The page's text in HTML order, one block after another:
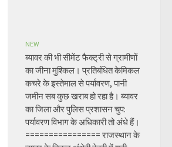
NEW
ब्यावर की भी सीमेंट फैक्ट्री से ग्रामीणों
का जीना मुश्किल। प्रतिबंधित केमिकल
कचरे के इस्तेमाल से पर्यावरण, पानी
जमीन सब कुछ खराब हो रहा है। ब्यावर
का जिला और पुलिस प्रशासन चुप:
पर्यावरण विभाग के अधिकारी तो अंधे हैं।
================ राजस्थान के